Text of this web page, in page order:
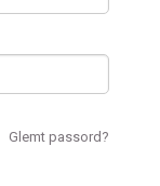
Glemt passord?